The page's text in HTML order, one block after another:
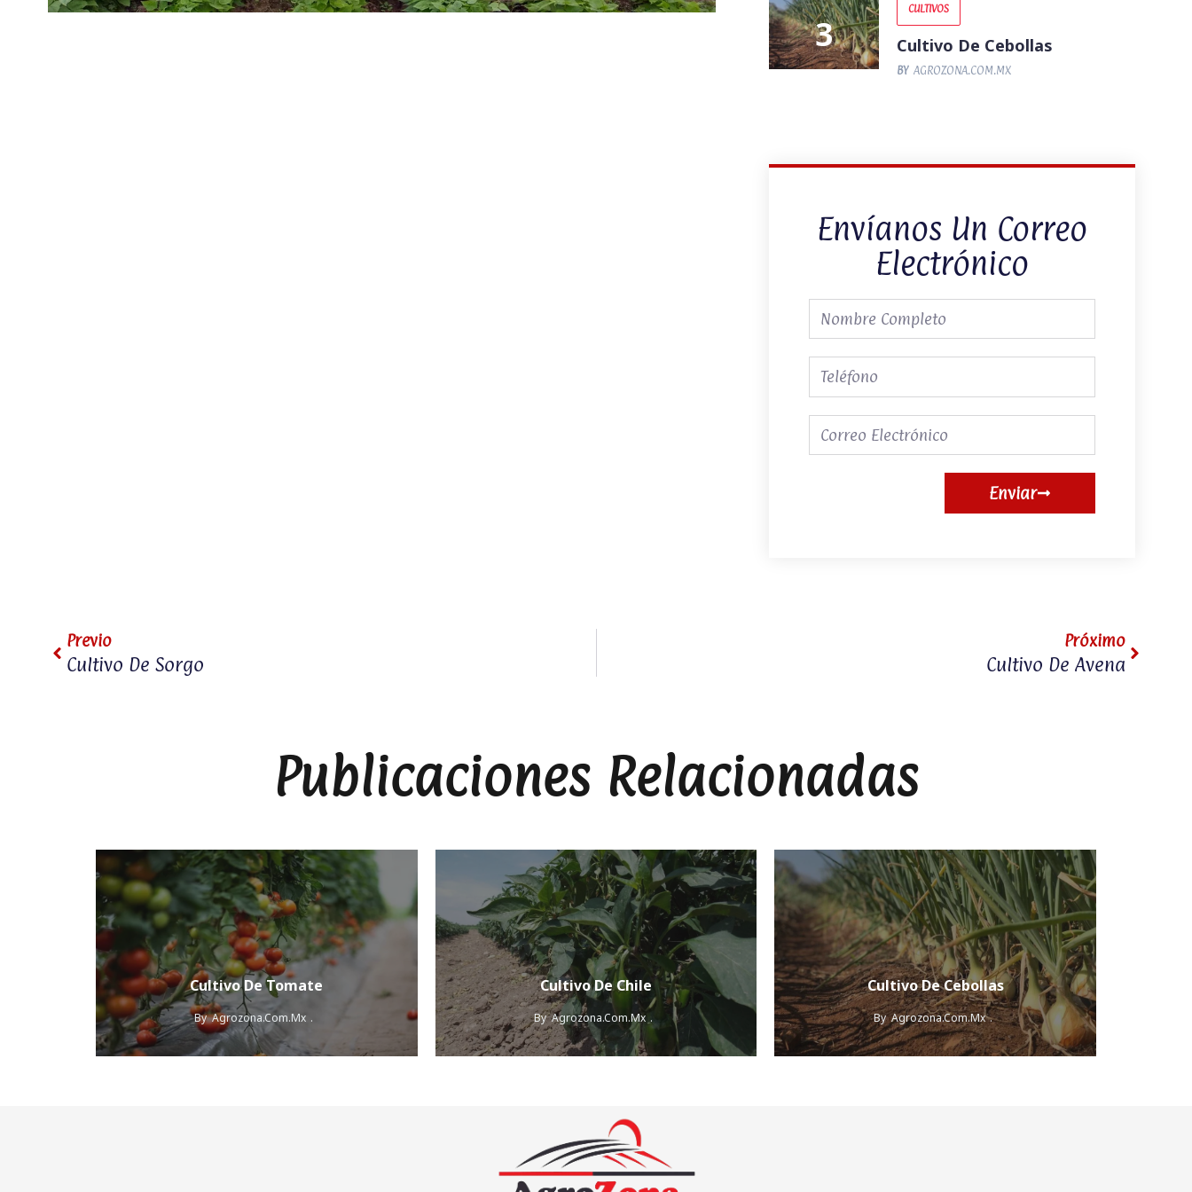
CULTIVOS
Cultivo De Cebollas
BY AGROZONA.COM.MX
Envíanos Un Correo
Electrónico
Nombre
Completo
Teléfono
Correo
electrónico
Enviar
Previo
Cultivo De Sorgo
Próximo
Cultivo De Avena
Publicaciones Relacionadas
Cultivo De Tomate
By Agrozona.com.mx
Cultivo De Chile
By Agrozona.com.mx
Cultivo De Cebollas
By Agrozona.com.mx